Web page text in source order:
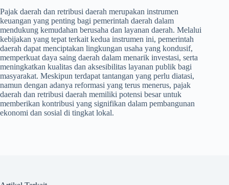
Pajak daerah dan retribusi daerah merupakan instrumen
keuangan yang penting bagi pemerintah daerah dalam
mendukung kemudahan berusaha dan layanan daerah. Melalui
kebijakan yang tepat terkait kedua instrumen ini, pemerintah
daerah dapat menciptakan lingkungan usaha yang kondusif,
memperkuat daya saing daerah dalam menarik investasi, serta
meningkatkan kualitas dan aksesibilitas layanan publik bagi
masyarakat. Meskipun terdapat tantangan yang perlu diatasi,
namun dengan adanya reformasi yang terus menerus, pajak
daerah dan retribusi daerah memiliki potensi besar untuk
memberikan kontribusi yang signifikan dalam pembangunan
ekonomi dan sosial di tingkat lokal.